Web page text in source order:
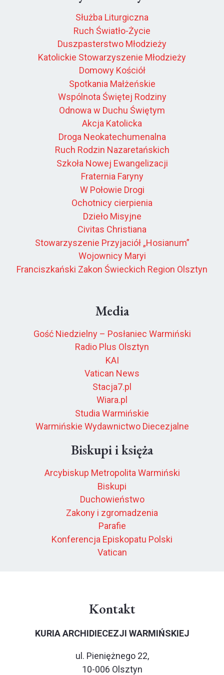
Służba Liturgiczna
Ruch Światło-Życie
Duszpasterstwo Młodzieży
Katolickie Stowarzyszenie Młodzieży
Domowy Kościół
Spotkania Małżeńskie
Wspólnota Świętej Rodziny
Odnowa w Duchu Świętym
Akcja Katolicka
Droga Neokatechumenalna
Ruch Rodzin Nazaretańskich
Szkoła Nowej Ewangelizacji
Fraternia Faryny
W Połowie Drogi
Ochotnicy cierpienia
Dzieło Misyjne
Civitas Christiana
Stowarzyszenie Przyjaciół „Hosianum”
Wojownicy Maryi
Franciszkański Zakon Świeckich Region Olsztyn
Media
Gość Niedzielny – Posłaniec Warmiński
Radio Plus Olsztyn
KAI
Vatican News
Stacja7.pl
Wiara.pl
Studia Warmińskie
Warmińskie Wydawnictwo Diecezjalne
Biskupi i księża
Arcybiskup Metropolita Warmiński
Biskupi
Duchowieństwo
Zakony i zgromadzenia
Parafie
Konferencja Episkopatu Polski
Vatican
Kontakt
KURIA ARCHIDIECEZJI WARMIŃSKIEJ
ul. Pieniężnego 22,
10-006 Olsztyn